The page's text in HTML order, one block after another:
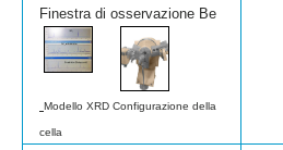
Finestra di osservazione Be
Modello XRD Configurazione della
cella